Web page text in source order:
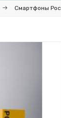
Смартфоны